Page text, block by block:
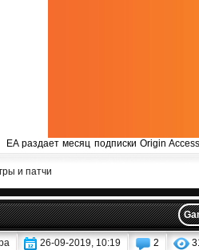
EA раздает месяц подписки Origin
и патчи
26-09-2019, 10:19 2